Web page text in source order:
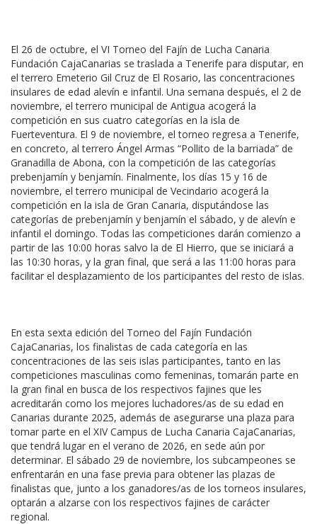
El 26 de octubre, el VI Torneo del Fajín de Lucha Canaria
Fundación CajaCanarias se traslada a Tenerife para disputar, en
el terrero Emeterio Gil Cruz de El Rosario, las concentraciones
insulares de edad alevín e infantil. Una semana después, el 2 de
noviembre, el terrero municipal de Antigua acogerá la
competición en sus cuatro categorías en la isla de
Fuerteventura. El 9 de noviembre, el torneo regresa a Tenerife,
en concreto, al terrero Ángel Armas “Pollito de la barriada” de
Granadilla de Abona, con la competición de las categorías
prebenjamín y benjamín. Finalmente, los días 15 y 16 de
noviembre, el terrero municipal de Vecindario acogerá la
competición en la isla de Gran Canaria, disputándose las
categorías de prebenjamín y benjamín el sábado, y de alevín e
infantil el domingo. Todas las competiciones darán comienzo a
partir de las 10:00 horas salvo la de El Hierro, que se iniciará a
las 10:30 horas, y la gran final, que será a las 11:00 horas para
facilitar el desplazamiento de los participantes del resto de islas.
En esta sexta edición del Torneo del Fajín Fundación
CajaCanarias, los finalistas de cada categoría en las
concentraciones de las seis islas participantes, tanto en las
competiciones masculinas como femeninas, tomarán parte en
la gran final en busca de los respectivos fajines que les
acreditarán como los mejores luchadores/as de su edad en
Canarias durante 2025, además de asegurarse una plaza para
tomar parte en el XIV Campus de Lucha Canaria CajaCanarias,
que tendrá lugar en el verano de 2026, en sede aún por
determinar. El sábado 29 de noviembre, los subcampeones se
enfrentarán en una fase previa para obtener las plazas de
finalistas que, junto a los ganadores/as de los torneos insulares,
optarán a alzarse con los respectivos fajines de carácter
regional.